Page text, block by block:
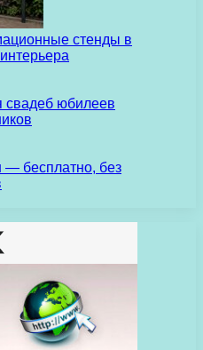
стенды в
свадеб юбилеев
— бесплатно, без